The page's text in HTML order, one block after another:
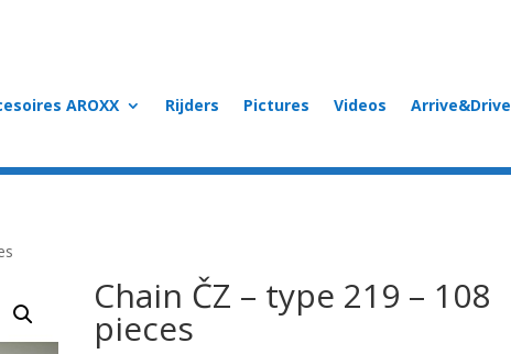
AROXX Rijders Pictures Videos Arrive&Drive
Chain ČZ – type 219 – 108
pieces